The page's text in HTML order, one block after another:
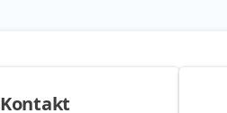
Kontakt